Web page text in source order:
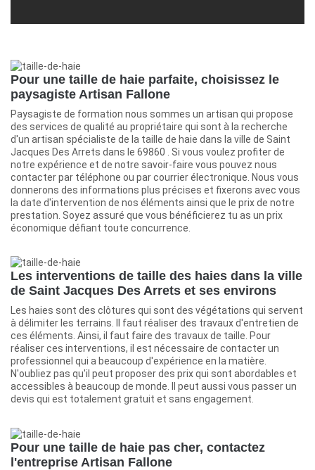
Pour une taille de haie parfaite, choisissez le
paysagiste Artisan Fallone
Paysagiste de formation nous sommes un artisan qui propose
des services de qualité au propriétaire qui sont à la recherche
d'un artisan spécialiste de la taille de haie dans la ville de Saint
Jacques Des Arrets dans le 69860 . Si vous voulez profiter de
notre expérience et de notre savoir-faire vous pouvez nous
contacter par téléphone ou par courrier électronique. Nous vous
donnerons des informations plus précises et fixerons avec vous
la date d'intervention de nos éléments ainsi que le prix de notre
prestation. Soyez assuré que vous bénéficierez tu as un prix
économique défiant toute concurrence.
Les interventions de taille des haies dans la ville
de Saint Jacques Des Arrets et ses environs
Les haies sont des clôtures qui sont des végétations qui servent
à délimiter les terrains. Il faut réaliser des travaux d'entretien de
ces éléments. Ainsi, il faut faire des travaux de taille. Pour
réaliser ces interventions, il est nécessaire de contacter un
professionnel qui a beaucoup d'expérience en la matière.
N'oubliez pas qu'il peut proposer des prix qui sont abordables et
accessibles à beaucoup de monde. Il peut aussi vous passer un
devis qui est totalement gratuit et sans engagement.
Pour une taille de haie pas cher, contactez
l'entreprise Artisan Fallone